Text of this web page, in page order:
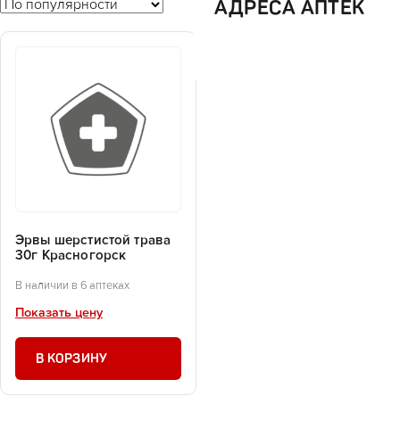
АДРЕСА АПТЕК
Эрвы шерстистой трава
30г Красногорск
В наличии в 6 аптеках
Показать цену
В КОРЗИНУ